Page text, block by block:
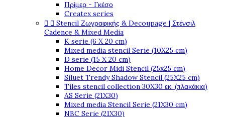
Πρίμερ - Γκέσο
Createx series
  Stencil Ζωγραφικής & Decoupage | Στένσιλ
Cadence & Mixed Media
K serie (6 X 20 cm)
Mixed media stencil Serie (10X25 cm)
D serie (15 X 20 cm)
Home Decor Midi Stencil (25x25 cm)
Siluet Trendy Shadow Stencil (25X25 cm)
Tiles stencil collection 30X30 εκ. (πλακάκια)
AS Serie (21X30)
Mixed media Stencil Serie (21X30 cm)
NBC Serie (21X30)